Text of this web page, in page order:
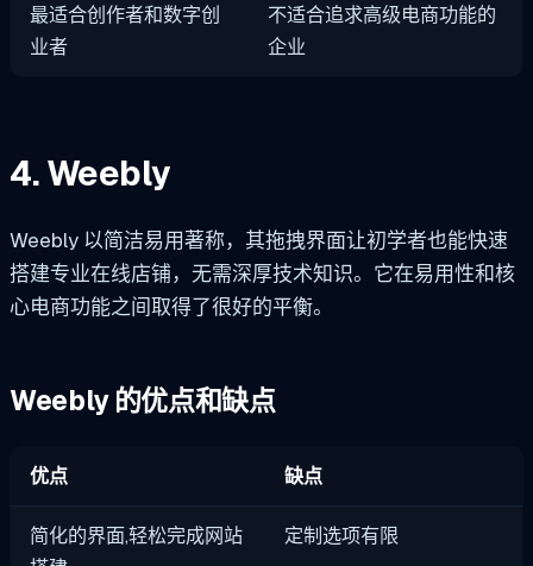
最适合创作者和数字创
业者
不适合追求高级电商功能的
企业
4. Weebly
Weebly 以简洁易用著称，其拖拽界面让初学者也能快速
搭建专业在线店铺，无需深厚技术知识。它在易用性和核
心电商功能之间取得了很好的平衡。
Weebly 的优点和缺点
优点 缺点
简化的界面,轻松完成网站
定制选项有限